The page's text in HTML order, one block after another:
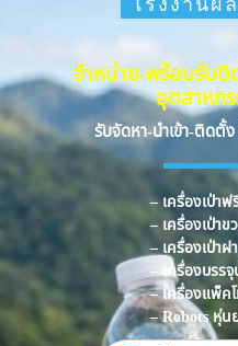
จำหน่าย-พร้อมรับติ
อุตสาหก
รับจัดหา-นำเข้า-ติดตั้
– เครื่องเป่า
– เครื่องเป่าข
– เครื่องเป่าฝา
– เครื่องบรร
– เครื่องแพ็ค
– Robots หุ่น